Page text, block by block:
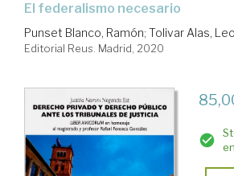
el federalismo necesario
Punset Blanco, Ramón; Tolivar Alas,
Editorial Reus. Madrid, 2020